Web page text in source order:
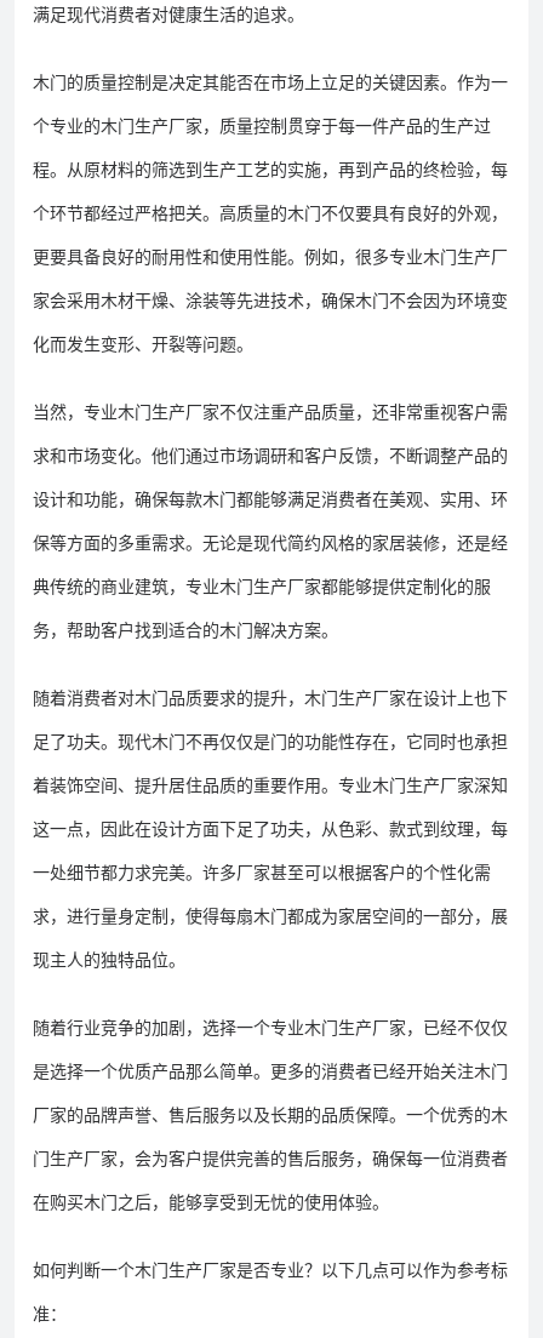
满足现代消费者对健康生活的追求。
木门的质量控制是决定其能否在市场上立足的关键因素。作为一
个专业的木门生产厂家，质量控制贯穿于每一件产品的生产过
程。从原材料的筛选到生产工艺的实施，再到产品的终检验，每
个环节都经过严格把关。高质量的木门不仅要具有良好的外观，
更要具备良好的耐用性和使用性能。例如，很多专业木门生产厂
家会采用木材干燥、涂装等先进技术，确保木门不会因为环境变
化而发生变形、开裂等问题。
当然，专业木门生产厂家不仅注重产品质量，还非常重视客户需
求和市场变化。他们通过市场调研和客户反馈，不断调整产品的
设计和功能，确保每款木门都能够满足消费者在美观、实用、环
保等方面的多重需求。无论是现代简约风格的家居装修，还是经
典传统的商业建筑，专业木门生产厂家都能够提供定制化的服
务，帮助客户找到适合的木门解决方案。
随着消费者对木门品质要求的提升，木门生产厂家在设计上也下
足了功夫。现代木门不再仅仅是门的功能性存在，它同时也承担
着装饰空间、提升居住品质的重要作用。专业木门生产厂家深知
这一点，因此在设计方面下足了功夫，从色彩、款式到纹理，每
一处细节都力求完美。许多厂家甚至可以根据客户的个性化需
求，进行量身定制，使得每扇木门都成为家居空间的一部分，展
现主人的独特品位。
随着行业竞争的加剧，选择一个专业木门生产厂家，已经不仅仅
是选择一个优质产品那么简单。更多的消费者已经开始关注木门
厂家的品牌声誉、售后服务以及长期的品质保障。一个优秀的木
门生产厂家，会为客户提供完善的售后服务，确保每一位消费者
在购买木门之后，能够享受到无忧的使用体验。
如何判断一个木门生产厂家是否专业？以下几点可以作为参考标
准：